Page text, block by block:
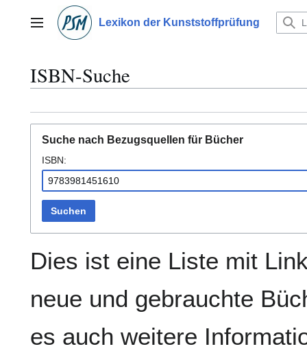
springenHauptmenü Lexikon der Kunststoffprüfung
ISBN-Suche
Suche nach Bezugsquellen für Bücher
ISBN:
Suchen
Dies ist eine Liste mit
neue und gebrauchte
es auch weitere